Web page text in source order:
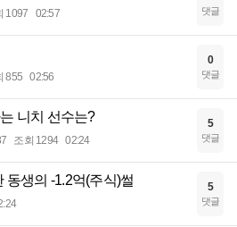
1097 02:57 댓글
855 02:56
0
댓글
니치 선수는?
조회 1294 02:24
5
댓글
동생의 -1.2억(주식)썰 5
댓글